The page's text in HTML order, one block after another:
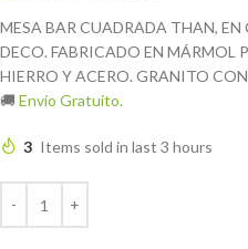
MESA BAR CUADRADA THAN, EN
DECO. FABRICADO EN MÁRMOL
HIERRO Y ACERO. GRANITO
🚚 Envío Gratuito.
3 Items sold in last 3 hours